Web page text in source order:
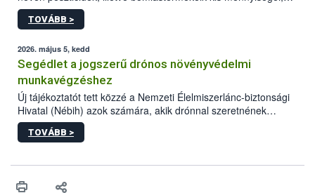
melyek a terményekben vagy azok felületén a betakarítást,
szüretelést, illetve tárolást követően is megmaradhatnak. Az
mennyiségének esetenként a kezelt terményeken is jelen kell
lennie. Nem minden élelmiszer tartalmaz szermaradékot.
Azokban az élelmiszerekben is, melyekben kimutathatóak,
általában csak nagyon kis mennyiségben vannak jelen, így nem
jelenthetnek kockázatot a fogyasztó egészségére nézve.
TOVÁBB >
2026. május 5, kedd
Segédlet a jogszerű drónos növényvédelmi
munkavégzéshez
Új tájékoztatót tett közzé a Nemzeti Élelmiszerlánc-biztonsági
Hivatal (Nébih) azok számára, akik drónnal szeretnének
növényvédelmi vagy tápanyag-gazdálkodási tevékenységet
végezni Magyarországon. Az összefoglaló részletesen
műszaki és hatósági feltételek.
TOVÁBB >